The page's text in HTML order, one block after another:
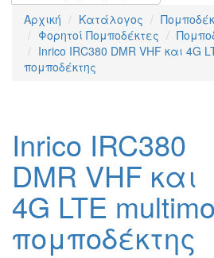
Αρχική
Κατάλογος
Φορητoί Πομποδέκτες
Inrico IRC380 DMR VHF και 4G
πομποδέκτης
Inrico IRC380
DMR VHF και
4G LTE
πομποδέκτης